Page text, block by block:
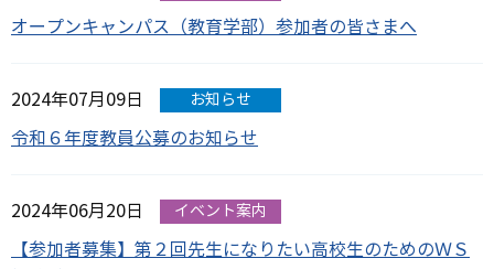
オープンキャンパス（教育学部）参加者の皆さまへ
2024年07月09日 お知らせ
令和６年度教員公募のお知らせ
2024年06月20日 イベント案内
【参加者募集】第２回先生になりたい高校生のためのＷＳ